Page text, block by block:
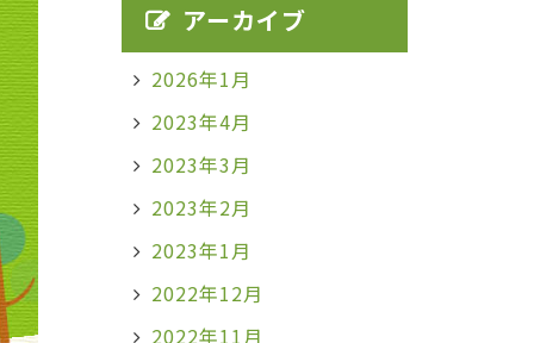
アーカイブ
2026年1月
2023年4月
2023年3月
2023年2月
2023年1月
2022年12月
2022年11月